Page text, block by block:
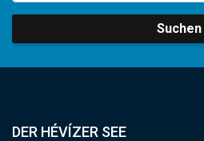
Suchen
DER HÉVÍZER SEE